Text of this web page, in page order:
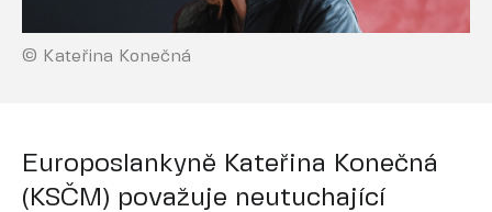
© Kateřina Konečná
Europoslankyně Kateřina Konečná
(KSČM) považuje neutuchající